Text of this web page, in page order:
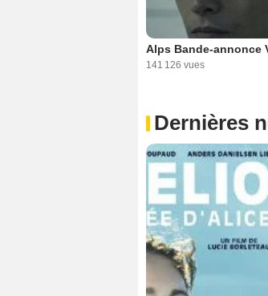
Alps Bande-annonce
141 126 vues
Dernières